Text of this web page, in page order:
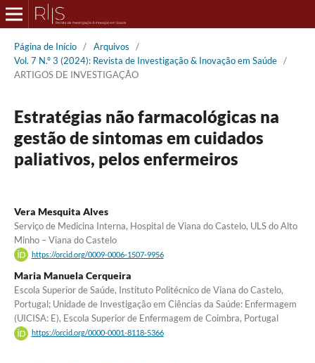
Página de Início / Arquivos
/
Vol. 7 N.º 3 (2024): Revista de Investigação & Inovação em Saúde /
ARTIGOS DE INVESTIGAÇÃO
Estratégias não farmacológicas na
gestão de sintomas em cuidados
paliativos, pelos enfermeiros
Vera Mesquita Alves
Serviço de Medicina Interna, Hospital de Viana do Castelo, ULS do Alto
Minho – Viana do Castelo
https://orcid.org/0009-0006-1507-9956
Maria Manuela Cerqueira
Escola Superior de Saúde, Instituto Politécnico de Viana do Castelo,
Portugal; Unidade de Investigação em Ciências da Saúde: Enfermagem
(UICISA: E), Escola Superior de Enfermagem de Coimbra, Portugal
https://orcid.org/0000-0001-8118-5366